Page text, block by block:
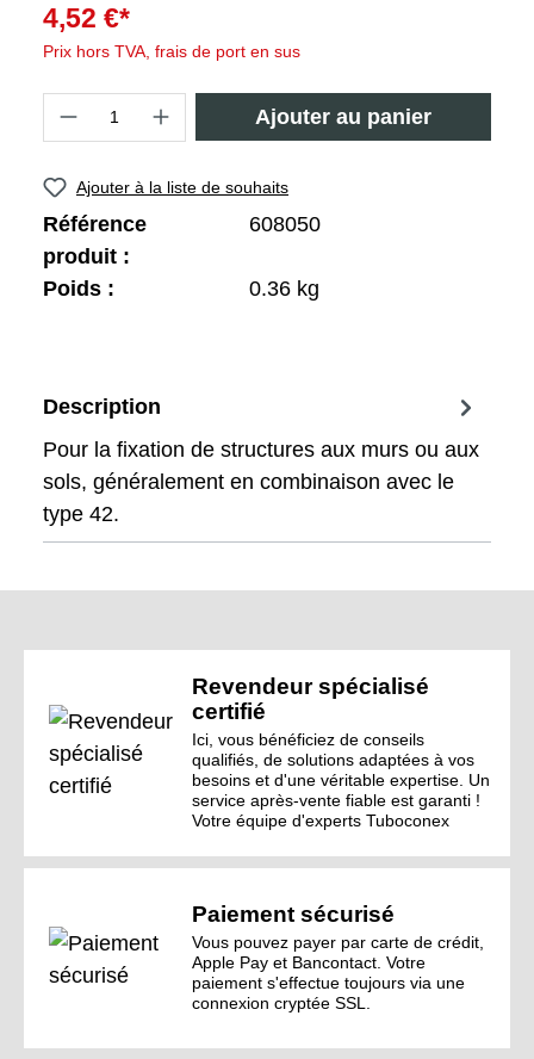
4,52 €*
Prix hors TVA, frais de port en sus
Ajouter au panier
Ajouter à la liste de souhaits
Référence
produit :
608050
Poids : 0.36 kg
Description
Pour la fixation de structures aux murs ou aux
sols, généralement en combinaison avec le
type 42.
Revendeur spécialisé
certifié
Ici, vous bénéficiez de conseils
qualifiés, de solutions adaptées à vos
besoins et d'une véritable expertise. Un
service après-vente fiable est garanti !
Votre équipe d'experts Tuboconex
Paiement sécurisé
Vous pouvez payer par carte de crédit,
Apple Pay et Bancontact. Votre
paiement s'effectue toujours via une
connexion cryptée SSL.